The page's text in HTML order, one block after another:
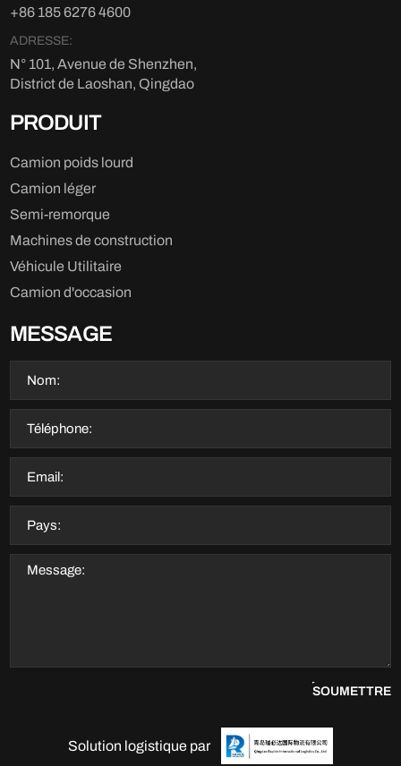
+86 185 6276 4600
ADRESSE:
N° 101, Avenue de Shenzhen,
District de Laoshan, Qingdao
PRODUIT
Camion poids lourd
Camion léger
Semi-remorque
Machines de construction
Véhicule Utilitaire
Camion d'occasion
MESSAGE
SOUMETTRE
Solution logistique par